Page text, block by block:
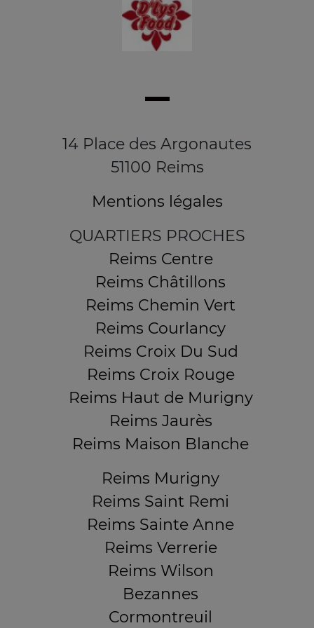
14 Place des Argonautes
51100 Reims
Mentions légales
QUARTIERS PROCHES
Reims Centre
Reims Châtillons
Reims Chemin Vert
Reims Courlancy
Reims Croix Du Sud
Reims Croix Rouge
Reims Haut de Murigny
Reims Jaurès
Reims Maison Blanche
Reims Murigny
Reims Saint Remi
Reims Sainte Anne
Reims Verrerie
Reims Wilson
Bezannes
Cormontreuil